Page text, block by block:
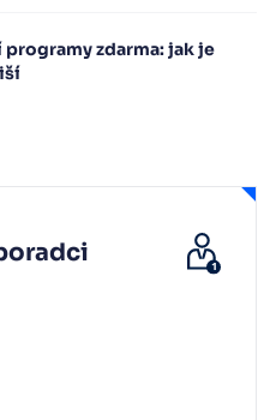
zdarma: jak je